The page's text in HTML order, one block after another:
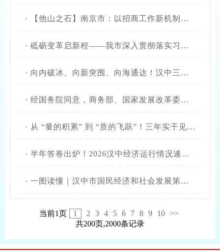
· 【他山之石】南京市：以招商工作新机制 实现项目落地新成效
· 砥砺变革启新程——我市深入贯彻落实习近平总书记来汉中考察重要指示精神努力建设生态城市纪实
· 向内破冰、向新突围、向海通达！汉中三载实干凭思维谋变换新天
· 经国务院同意，商务部、国家发展改革委、财政部联合印发《利用外资固稳促优行动方案》
· 从 “量的积累” 到 “质的飞跃”！三年实干见证汉中发展之变
· 半年答卷出炉！2026汉中经济运行情况速览→
· 一图读懂｜汉中市国民经济和社会发展第十五个五年规划纲要（开放篇）
当前1页 1 2 3 4 5 6 7 8 9 10
>>
共200页,2000条记录